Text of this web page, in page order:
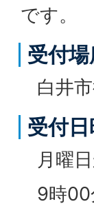
です。
受付
白井市
受付
月曜日
9時00